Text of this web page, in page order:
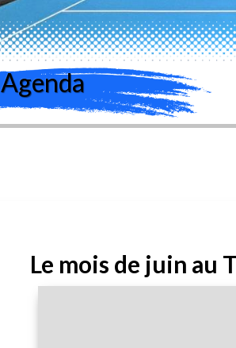
Agenda
Le mois de juin au